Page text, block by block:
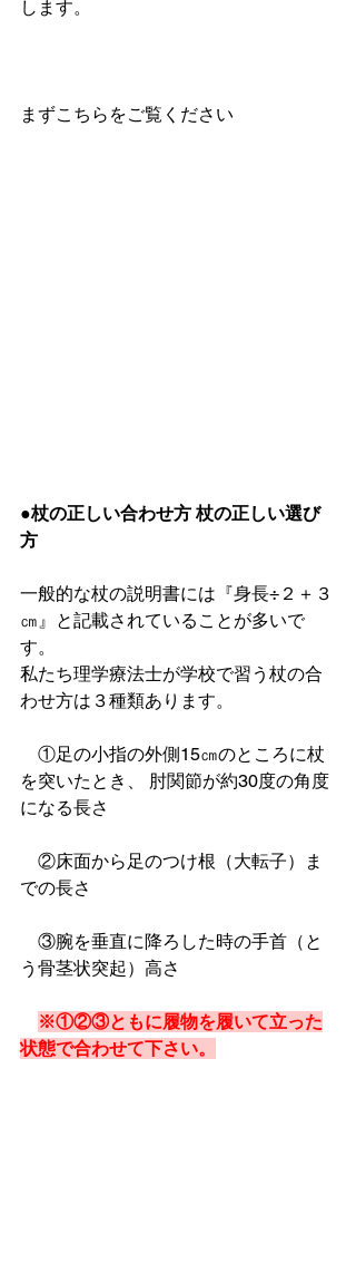
します。
まずこちらをご覧ください
●杖の正しい合わせ方 杖の正しい選び
方
一般的な杖の説明書には『身長÷２＋３
㎝』と記載されていることが多いで
す。
私たち理学療法士が学校で習う杖の合
わせ方は３種類あります。
①足の小指の外側15㎝のところに杖
を突いたとき、 肘関節が約30度の角度
になる長さ
②床面から足のつけ根（大転子）ま
での長さ
③腕を垂直に降ろした時の手首（と
う骨茎状突起）高さ
※①②③ともに履物を履いて立った
状態で合わせて下さい。